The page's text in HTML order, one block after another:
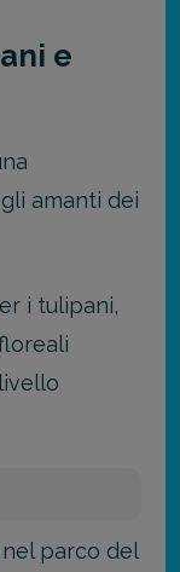
e
amanti dei
i tulipani,
parco del